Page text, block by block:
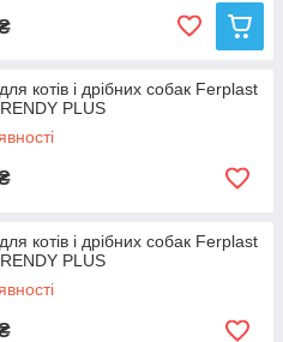
котів і дрібних собак Ferplast
PLUS
котів і дрібних собак Ferplast
PLUS